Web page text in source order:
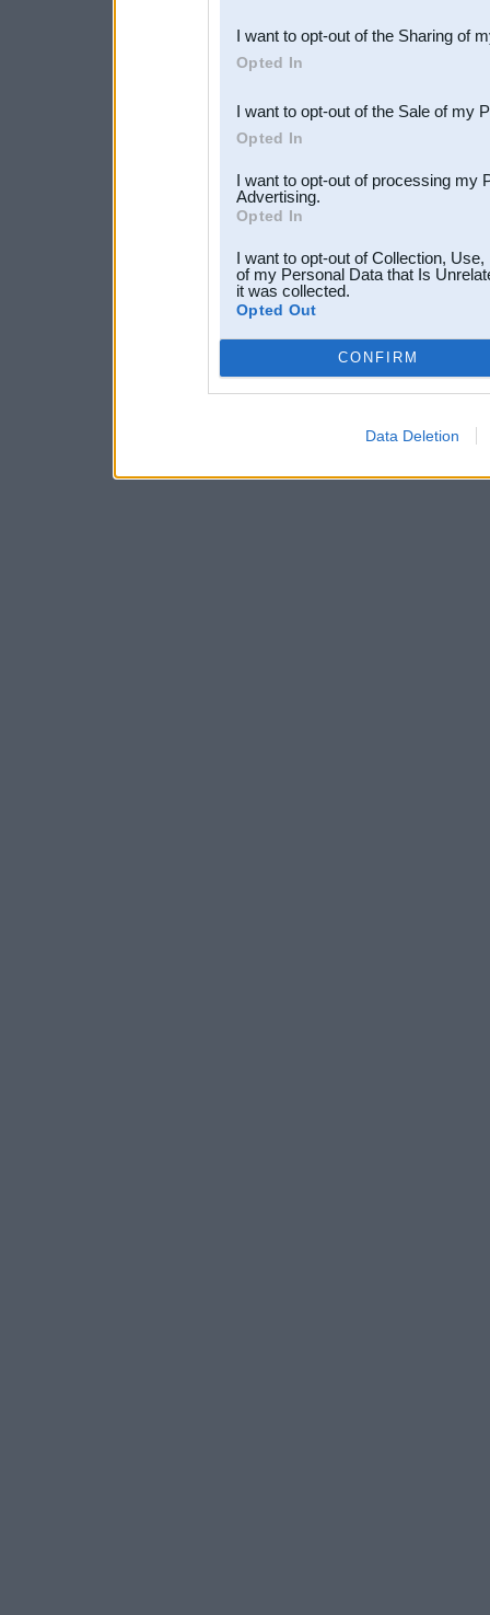
Downstream Participants
third parties.
I want to opt-out of the Sharing of
Opted In
I want to opt-out of the Sale of my
Opted In
I want to opt-out of processing my
Advertising.
Opted In
I want to opt-out of Collection,
of my Personal Data that Is
it was collected.
Opted Out
CONFIRM
Data Deletion